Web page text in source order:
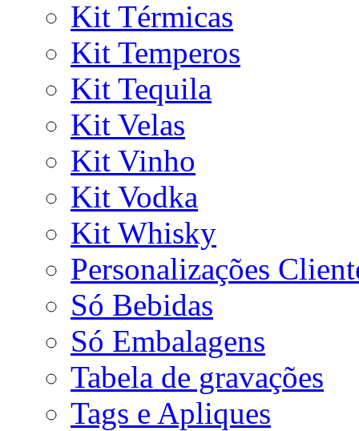
Kit Térmicas
Kit Temperos
Kit Tequila
Kit Velas
Kit Vinho
Kit Vodka
Kit Whisky
Personalizações
Só Bebidas
Só Embalagens
Tabela de gravações
Tags e Apliques